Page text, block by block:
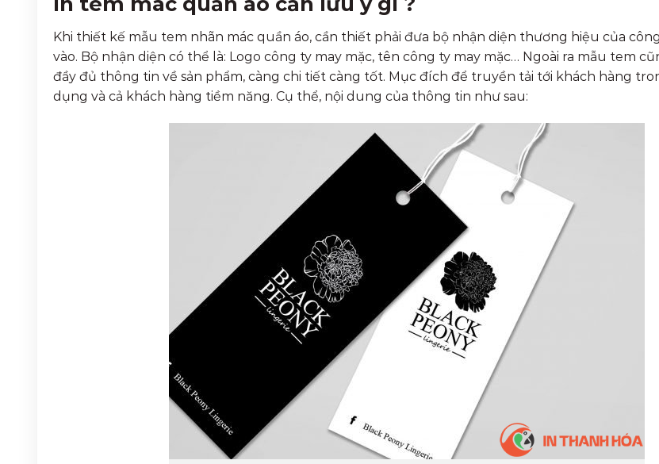
Khi thiết kế mẫu tem nhãn mác quần áo, cần thiết phải đưa bộ nhận diện thương hiệu của
vào. Bộ nhận diện có thể là: Logo công ty may mặc, tên công ty may mặc… Ngoài ra mẫu tem
đầy đủ thông tin về sản phẩm, càng chi tiết càng tốt. Mục đích để truyền tải tới khách hàng
dụng và cả khách hàng tiềm năng. Cụ thể, nội dung của thông tin như sau: